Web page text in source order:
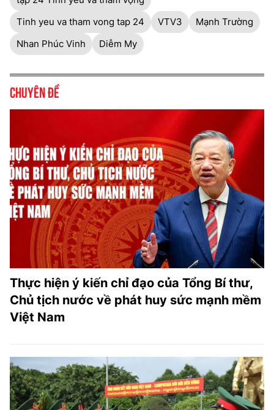
Tinh yeu va tham vong tap 24
VTV3
Mạnh Trường
Nhan Phúc Vinh
Diễm My
Chuyên đề
Thực hiện ý kiến chỉ đạo của Tổng Bí thư,
Chủ tịch nước về phát huy sức mạnh mềm
Việt Nam